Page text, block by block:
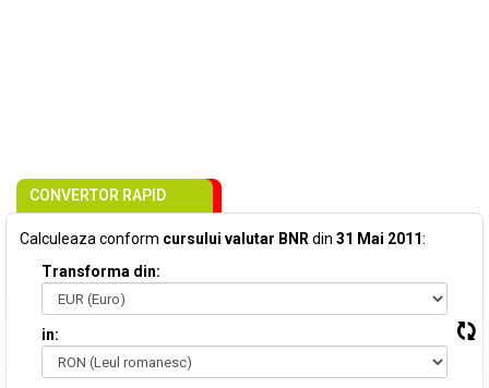
CONVERTOR RAPID
Calculeaza conform cursului valutar BNR din 31 Mai 2011:
Transforma din:
in: